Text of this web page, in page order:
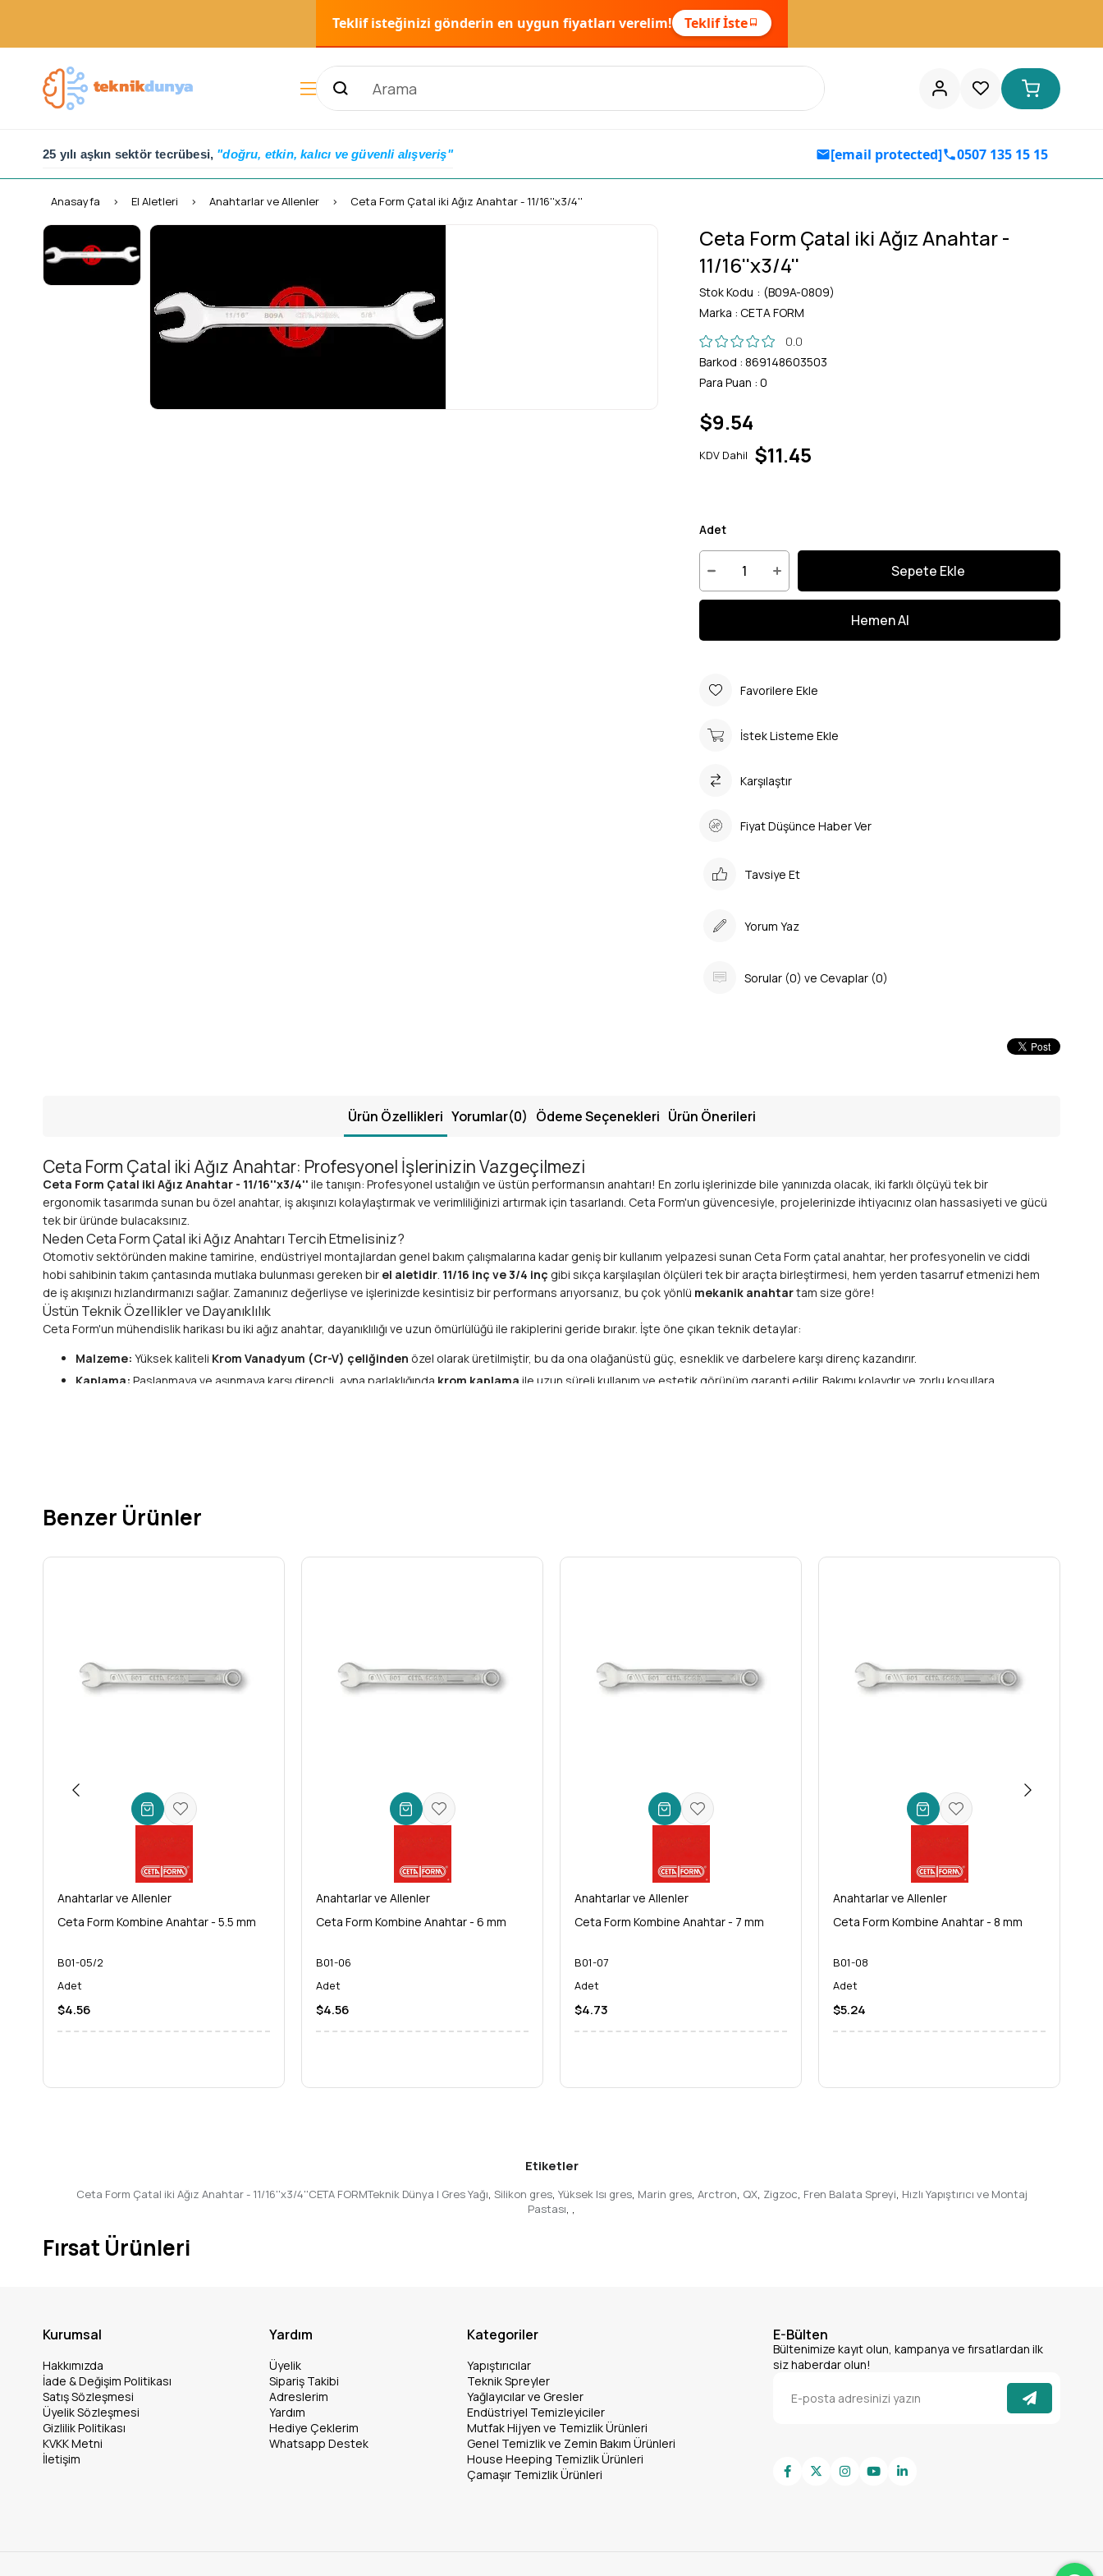
Teklif isteğinizi gönderin en uygun fiyatları verelim! Teklif İste
25 yılı aşkın sektör tecrübesi, "doğru, etkin, kalıcı ve güvenli alışveriş" [email protected] 0507 135 15 15
Anasayfa El Aletleri Anahtarlar ve Allenler Ceta Form Çatal iki Ağız Anahtar - 11/16''x3/4''
Ceta Form Çatal iki Ağız Anahtar -
11/16''x3/4''
Stok Kodu
(B09A-0809)
Marka : CETA FORM
0.0
Barkod : 869148603503
Para Puan : 0
$9.54
KDV Dahil $11.45
Adet
Favorilere Ekle
İstek Listeme Ekle
Karşılaştır
Fiyat Düşünce Haber Ver
Tavsiye Et
Yorum Yaz
Sorular (0) ve Cevaplar (0)
Ürün Özellikleri Yorumlar(0) Ödeme Seçenekleri Ürün Önerileri
Ceta Form Çatal iki Ağız Anahtar: Profesyonel İşlerinizin Vazgeçilmezi
Ceta Form Çatal iki Ağız Anahtar - 11/16''x3/4'' ile tanışın: Profesyonel ustalığın ve üstün performansın anahtarı! En zorlu işlerinizde bile yanınızda olacak, iki farklı ölçüyü tek bir
ergonomik tasarımda sunan bu özel anahtar, iş akışınızı kolaylaştırmak ve verimliliğinizi artırmak için tasarlandı. Ceta Form'un güvencesiyle, projelerinizde ihtiyacınız olan hassasiyeti ve gücü
tek bir üründe bulacaksınız.
Neden Ceta Form Çatal iki Ağız Anahtarı Tercih Etmelisiniz?
Otomotiv sektöründen makine tamirine, endüstriyel montajlardan genel bakım çalışmalarına kadar geniş bir kullanım yelpazesi sunan Ceta Form çatal anahtar, her profesyonelin ve ciddi
hobi sahibinin takım çantasında mutlaka bulunması gereken bir el aletidir. 11/16 inç ve 3/4 inç gibi sıkça karşılaşılan ölçüleri tek bir araçta birleştirmesi, hem yerden tasarruf etmenizi hem
de iş akışınızı hızlandırmanızı sağlar. Zamanınız değerliyse ve işlerinizde kesintisiz bir performans arıyorsanız, bu çok yönlü mekanik anahtartam size göre!
Üstün Teknik Özellikler ve Dayanıklılık
Ceta Form'un mühendislik harikası bu iki ağız anahtar, dayanıklılığı ve uzun ömürlülüğü ile rakiplerini geride bırakır. İşte öne çıkan teknik detaylar:
Malzeme: Yüksek kaliteli Krom Vanadyum (Cr-V) çeliğinden özel olarak üretilmiştir, bu da ona olağanüstü güç, esneklik ve darbelere karşı direnç kazandırır.
Kaplama: Paslanmaya ve aşınmaya karşı dirençli, ayna parlaklığında krom kaplama ile uzun süreli kullanım ve estetik görünüm garanti edilir. Bakımı kolaydır ve zorlu koşullara
Artık doğru anahtarı aramakla veya birden fazla anahtar taşımakla vakit kaybetmeyin! Ceta Form Çatal iki Ağız Anahtar,
ve hız sunar. Profesyonel el aletleri
arayışınız varsa, yatırımınızın karşılığını fazlasıyla alacağınız bu ürünü hemen keşfedin!
Benzer Ürünler
Anahtarlar ve Allenler
Ceta Form Kombine Anahtar - 5.5 mm
B01-05/2
Adet
$4.56
Anahtarlar ve Allenler
Ceta Form Kombine Anahtar - 6 mm
B01-06
Adet
$4.56
Anahtarlar ve Allenler
Ceta Form Kombine Anahtar - 7 mm
B01-07
Adet
$4.73
Anahtarlar ve Allenler
Ceta Form Kombine Anahtar - 8 mm
B01-08
Adet
$5.24
Etiketler
Ceta Form Çatal iki Ağız Anahtar - 11/16''x3/4''CETA FORMTeknik Dünya | Gres Yağı, Silikon gres, Yüksek Isı gres, Marin gres, Arctron, QX, Zigzoc, Fren Balata Spreyi, Hızlı Yapıştırıcı ve Montaj
Pastası, ,
Fırsat Ürünleri
Kurumsal
Hakkımızda
İade & Değişim Politikası
Satış Sözleşmesi
Üyelik Sözleşmesi
Gizlilik Politikası
KVKK Metni
İletişim
Yardım
Üyelik
Sipariş Takibi
Adreslerim
Yardım
Hediye Çeklerim
Whatsapp Destek
Kategoriler
Yapıştırıcılar
Teknik Spreyler
Yağlayıcılar ve Gresler
Endüstriyel Temizleyiciler
Mutfak Hijyen ve Temizlik Ürünleri
Genel Temizlik ve Zemin Bakım Ürünleri
House Heeping Temizlik Ürünleri
Çamaşır Temizlik Ürünleri
E-Bülten
Bültenimize kayıt olun, kampanya ve fırsatlardan ilk
siz haberdar olun!